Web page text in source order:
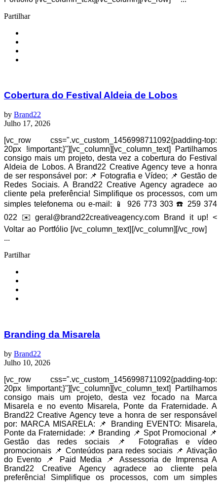
Partilhar
Cobertura do Festival Aldeia de Lobos
by Brand22
Julho 17, 2026
[vc_row css=".vc_custom_1456998711092{padding-top:
20px !important;}"][vc_column][vc_column_text] Partilhamos
consigo mais um projeto, desta vez a cobertura do Festival
Aldeia de Lobos. A Brand22 Creative Agency teve a honra
de ser responsável por: 📌 Fotografia e Vídeo; 📌 Gestão de
Redes Sociais. A Brand22 Creative Agency agradece ao
cliente pela preferência! Simplifique os processos, com um
simples telefonema ou e-mail: 📱 926 773 303 ☎️ 259 374
022 ✉️ geral@brand22creativeagency.com Brand it up! <
Voltar ao Portfólio [/vc_column_text][/vc_column][/vc_row]
...
Partilhar
Branding da Misarela
by Brand22
Julho 10, 2026
[vc_row css=".vc_custom_1456998711092{padding-top:
20px !important;}"][vc_column][vc_column_text] Partilhamos
consigo mais um projeto, desta vez focado na Marca
Misarela e no evento Misarela, Ponte da Fraternidade. A
Brand22 Creative Agency teve a honra de ser responsável
por: MARCA MISARELA: 📌 Branding EVENTO: Misarela,
Ponte da Fraternidade: 📌 Branding 📌 Spot Promocional 📌
Gestão das redes sociais 📌 Fotografias e vídeo
promocionais 📌 Conteúdos para redes sociais 📌 Ativação
do Evento 📌 Paid Media 📌 Assessoria de Imprensa A
Brand22 Creative Agency agradece ao cliente pela
preferência! Simplifique os processos, com um simples